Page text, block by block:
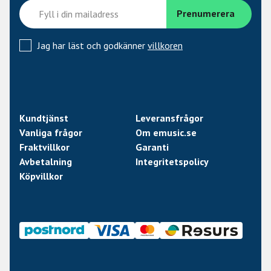
Jag har läst och godkänner villkoren
Kundtjänst
Leveransfrågor
Vanliga frågor
Om emusic.se
Fraktvillkor
Garanti
Avbetalning
Integritetspolicy
Köpvillkor